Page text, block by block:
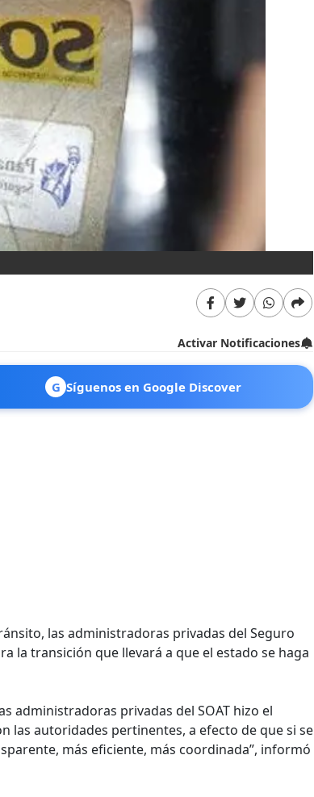
Activar Notificaciones
G Síguenos en Google Discover
las administradoras privadas del Seguro
la transición que llevará a que el estado se haga
administradoras privadas del SOAT hizo el
las autoridades pertinentes, a efecto de que si se
más eficiente, más coordinada”, informó